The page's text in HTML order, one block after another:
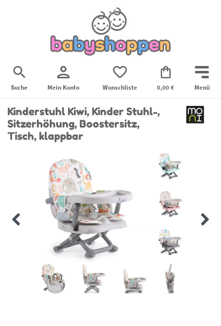
Suche Mein Konto Wunschliste 0,00 € Menü
Kinderstuhl Kiwi, Kinder Stuhl-,
Sitzerhöhung, Boostersitz,
Tisch, klappbar